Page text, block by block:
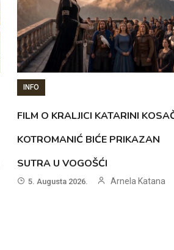
INFO
FILM O KRALJICI KATARINI
KOTROMANIĆ BIĆE PRIKAZAN
SUTRA U VOGOŠĆI
5. Augusta 2026. Arnela Katana